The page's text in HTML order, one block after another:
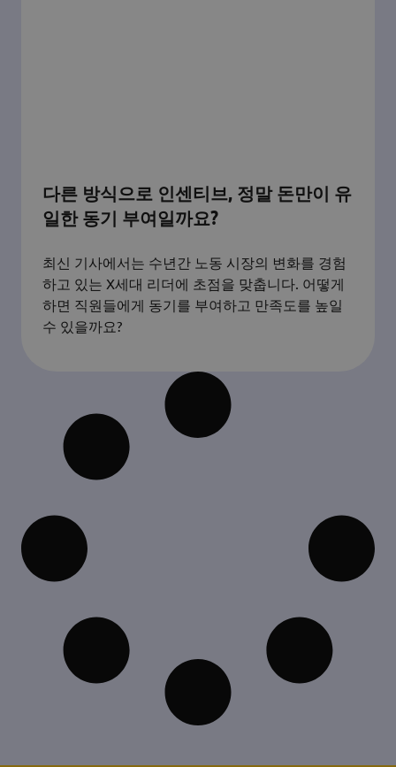
다른 방식으로 인센티브, 정말 돈만이 유
일한 동기 부여일까요?
최신 기사에서는 수년간 노동 시장의 변화를 경험
하고 있는 X세대 리더에 초점을 맞춥니다. 어떻게
하면 직원들에게 동기를 부여하고 만족도를 높일
수 있을까요?